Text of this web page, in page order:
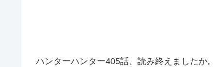
ハンターハンター405話、読み終えましたか。